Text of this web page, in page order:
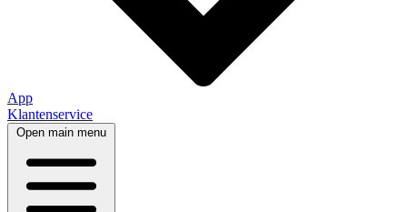
App
Klantenservice
Open main menu